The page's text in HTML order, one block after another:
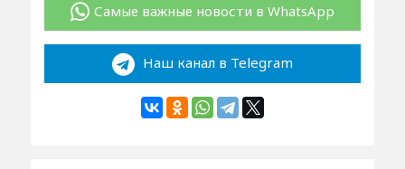
Самые важные новости в WhatsApp
Наш канал в Telegram